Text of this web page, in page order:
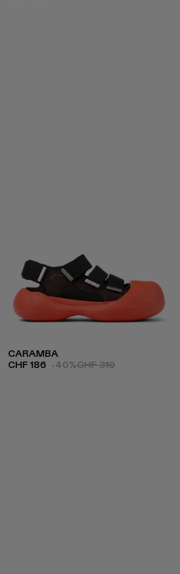
CARAMBA
CHF 186 -40%CHF 310